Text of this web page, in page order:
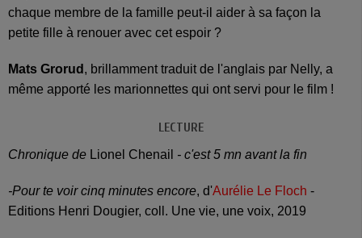
chaque membre de la famille peut-il aider à sa façon la
petite fille à renouer avec cet espoir ?
Mats Grorud , brillamment traduit de l'anglais par Nelly, a
même apporté les marionnettes qui ont servi pour le film !
LECTURE
Chronique de Lionel Chenail - c'est 5 mn avant la fin
-Pour te voir cinq minutes encore, d'Aurélie Le Floch -
Editions Henri Dougier, coll. Une vie, une voix, 2019